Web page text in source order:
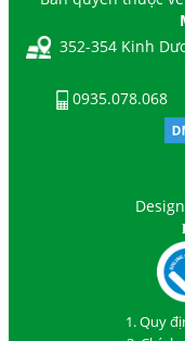
352-354 Kinh
0935.078.068
1. Quy